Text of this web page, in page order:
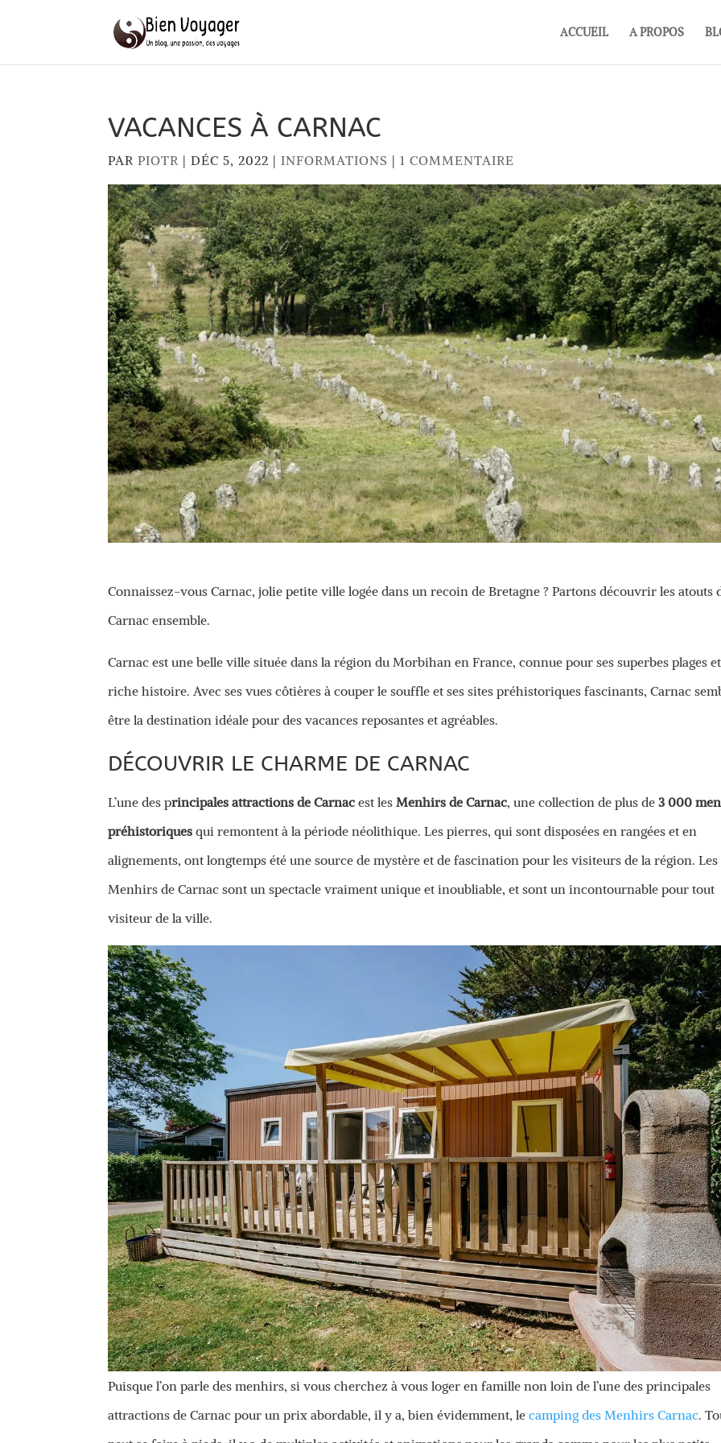
ACCUEIL A PROPOS
VACANCES À CARNAC
PARPIOTR |DÉC 5, 2022 |INFORMATIONS |1 COMMENTAIRE
Connaissez-vous Carnac, jolie petite ville logée dans un recoin de Bretagne ? Partons découvrir les atouts
Carnac ensemble.
Carnac est une belle ville située dans la région du Morbihan en France, connue pour ses superbes plages
riche histoire. Avec ses vues côtières à couper le souffle et ses sites préhistoriques fascinants, Carnac
être la destination idéale pour des vacances reposantes et agréables.
DÉCOUVRIR LE CHARME DE CARNAC
L’une des principales attractions de Carnac est lesMenhirs de Carnac, une collection de plus de3 000
préhistoriques qui remontent à la période néolithique. Les pierres, qui sont disposées en rangées et en
alignements, ont longtemps été une source de mystère et de fascination pour les visiteurs de la région. Les
Menhirs de Carnac sont un spectacle vraiment unique et inoubliable, et sont un incontournable pour tout
visiteur de la ville.
Puisque l’on parle des menhirs, si vous cherchez à vous loger en famille non loin de l’une des principales
attractions de Carnac pour un prix abordable, il y a, bien évidemment, lecamping des Menhirs Carnac.